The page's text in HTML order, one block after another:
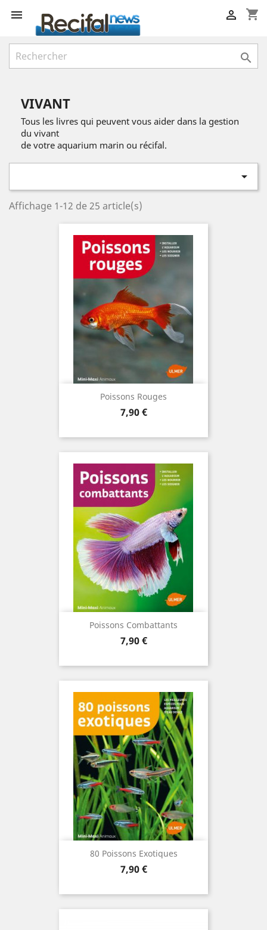
 shopping_cart


VIVANT
Tous les livres qui peuvent vous aider dans la gestion
du vivant
de votre aquarium marin ou récifal.

Affichage 1-12 de 25 article(s)
Poissons Rouges
Prix
7,90 €
Poissons Combattants
Prix
7,90 €
80 Poissons Exotiques
Prix
7,90 €